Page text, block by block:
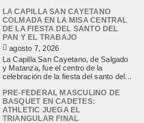
LA CAPILLA SAN CAYETANO
COLMADA EN LA MISA CENTRAL
DE LA FIESTA DEL SANTO DEL
PAN Y EL TRABAJO
agosto 7, 2026
La Capilla San Cayetano, de Salgado
y Matanza, fue el centro de la
celebración de la fiesta del santo del...
PRE-FEDERAL MASCULINO DE
BASQUET EN CADETES:
ATHLETIC JUEGA EL
TRIANGULAR FINAL